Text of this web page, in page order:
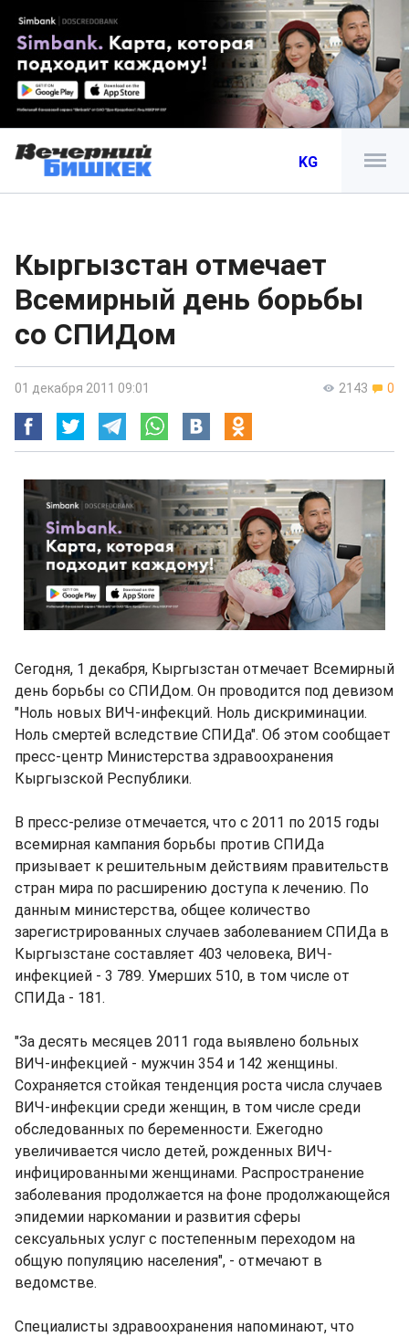
KG
Кыргызстан отмечает
Всемирный день борьбы
со СПИДом
2143 0
01 декабря 2011 09:01
Сегодня, 1 декабря, Кыргызстан отмечает Всемирный
день борьбы со СПИДом. Он проводится под девизом
"Ноль новых ВИЧ-инфекций. Ноль дискриминации.
Ноль смертей вследствие СПИДа". Об этом сообщает
пресс-центр Министерства здравоохранения
Кыргызской Республики.
В пресс-релизе отмечается, что с 2011 по 2015 годы
всемирная кампания борьбы против СПИДа
призывает к решительным действиям правительств
стран мира по расширению доступа к лечению. По
данным министерства, общее количество
зарегистрированных случаев заболеванием СПИДа в
Кыргызстане составляет 403 человека, ВИЧ-
инфекцией - 3 789. Умерших 510, в том числе от
СПИДа - 181.
"За десять месяцев 2011 года выявлено больных
ВИЧ-инфекцией - мужчин 354 и 142 женщины.
Сохраняется стойкая тенденция роста числа случаев
ВИЧ-инфекции среди женщин, в том числе среди
обследованных по беременности. Ежегодно
увеличивается число детей, рожденных ВИЧ-
инфицированными женщинами. Распространение
заболевания продолжается на фоне продолжающейся
эпидемии наркомании и развития сферы
сексуальных услуг с постепенным переходом на
общую популяцию населения", - отмечают в
ведомстве.
Специалисты здравоохранения напоминают, что